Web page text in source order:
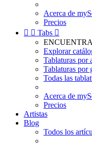
Acerca de
Precios
  Tabs 
Explorar
Tablaturas por
Tablaturas por
Todas las
Acerca de
Precios
Artistas
Blog
Todos los